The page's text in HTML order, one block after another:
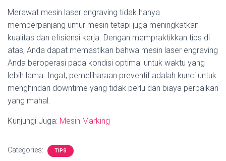
Merawat mesin laser engraving tidak hanya
memperpanjang umur mesin tetapi juga meningkatkan
kualitas dan efisiensi kerja. Dengan mempraktikkan tips di
atas, Anda dapat memastikan bahwa mesin laser engraving
Anda beroperasi pada kondisi optimal untuk waktu yang
lebih lama. Ingat, pemeliharaan preventif adalah kunci untuk
menghindari downtime yang tidak perlu dan biaya perbaikan
yang mahal.
Kunjungi Juga: Mesin Marking
Categories: TIPS